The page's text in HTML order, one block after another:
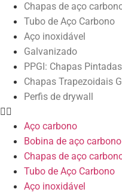
Chapas de aço
Tubo de Aço Carbono
Aço inoxidável
Galvanizado
PPGI: Chapas
Chapas Trapezoidais
Perfis de drywall
Aço carbono
Bobina de aço carbono
Chapas de aço
Tubo de Aço Carbono
Aço inoxidável